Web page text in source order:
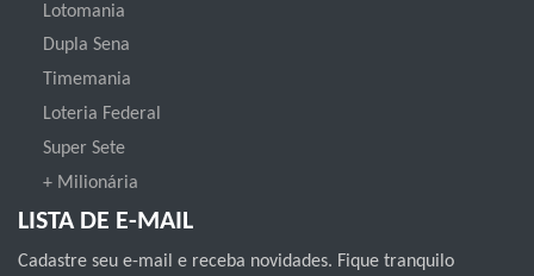
Lotomania
Dupla Sena
Timemania
Loteria Federal
Super Sete
+ Milionária
LISTA DE E-MAIL
Cadastre seu e-mail e receba novidades. Fique tranquilo